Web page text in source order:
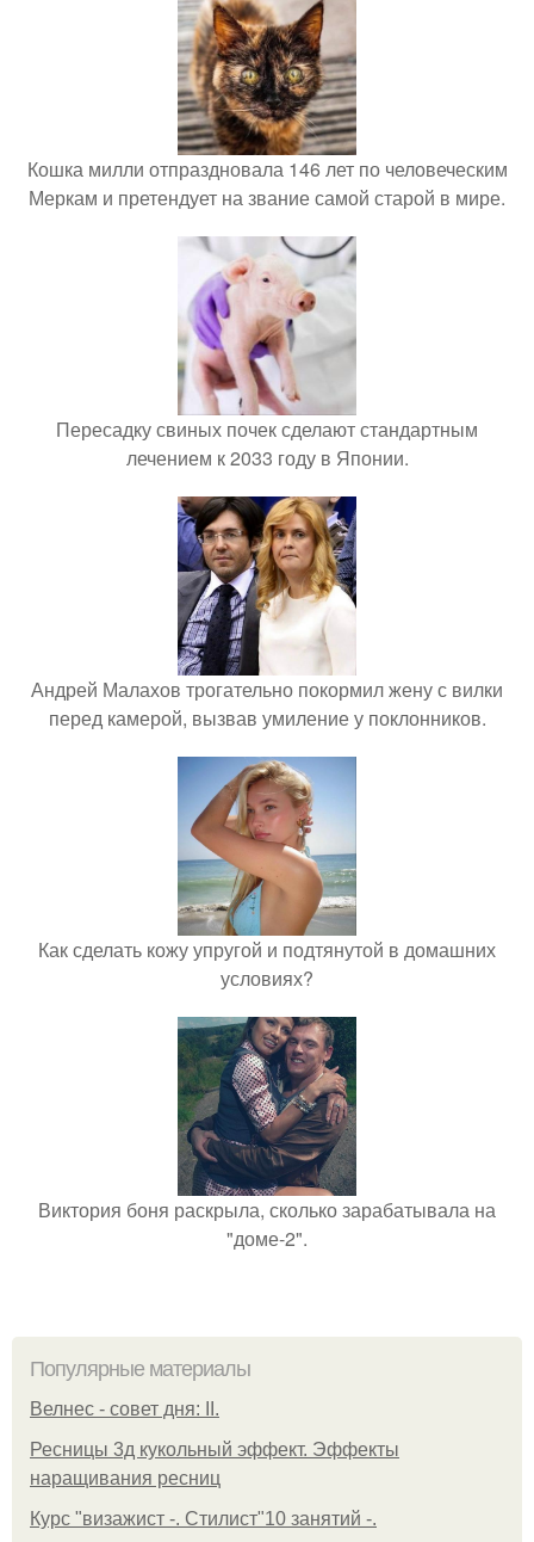
Кошка милли отпраздновала 146 лет по человеческим
Меркам и претендует на звание самой старой в мире.
Пересадку свиных почек сделают стандартным
лечением к 2033 году в Японии.
Андрей Малахов трогательно покормил жену с вилки
перед камерой, вызвав умиление у поклонников.
Как сделать кожу упругой и подтянутой в домашних
условиях?
Виктория боня раскрыла, сколько зарабатывала на
"доме-2".
Популярные материалы
Велнес - совет дня: II.
Ресницы 3д кукольный эффект. Эффекты
наращивания ресниц
Курс "визажист -. Стилист"10 занятий -.